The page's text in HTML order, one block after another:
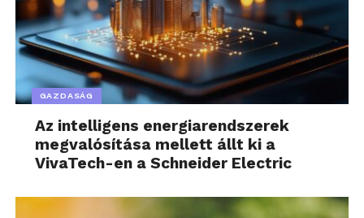
GAZDASÁG
Az intelligens energiarendszerek
megvalósítása mellett állt ki a
VivaTech-en a Schneider Electric